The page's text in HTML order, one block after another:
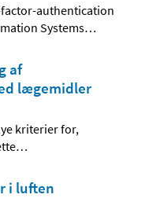
authentication
Systems…
af
lægemidler
kriterier for,
…
i luften